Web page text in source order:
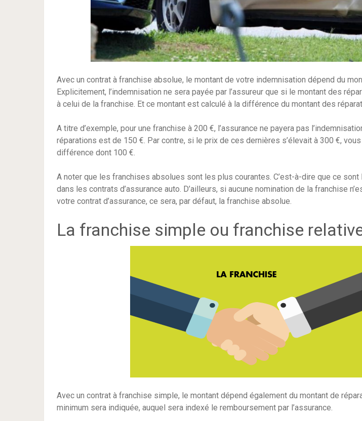
Avec un contrat à franchise absolue, le montant de votre indemnisation dépend du
Explicitement, l’indemnisation ne sera payée par l’assureur que si le montant des
à celui de la franchise. Et ce montant est calculé à la différence du montant des
A titre d’exemple, pour une franchise à 200 €, l’assurance ne payera pas
réparations est de 150 €. Par contre, si le prix de ces dernières s’élevait à 300 €,
différence dont 100 €.
A noter que les franchises absolues sont les plus courantes. C’est-à-dire que ce
dans les contrats d’assurance auto. D’ailleurs, si aucune nomination de la franchise
votre contrat d’assurance, ce sera, par défaut, la franchise absolue.
La franchise simple ou franchise
Avec un contrat à franchise simple, le montant dépend également du montant de
minimum sera indiquée, auquel sera indexé le remboursement par l’assurance.